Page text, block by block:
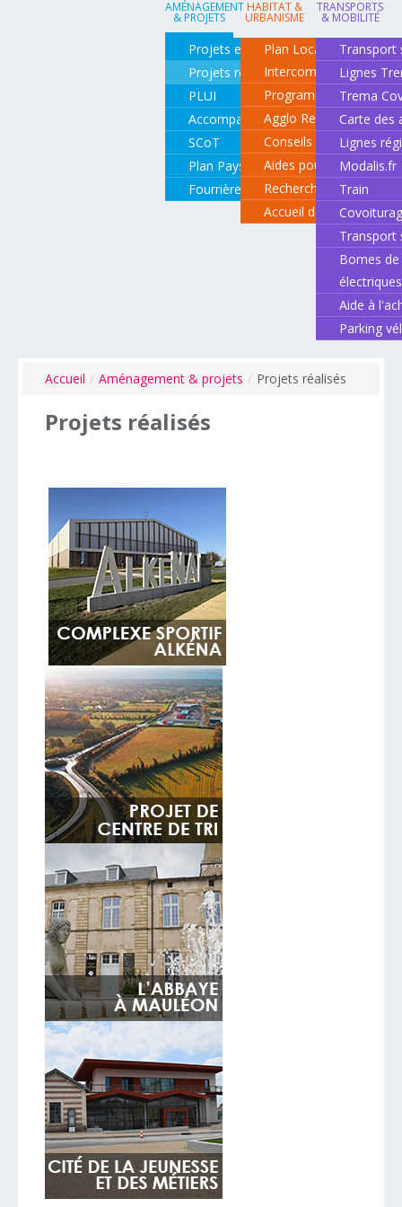
AMÉNAGEMENT
& PROJETS
Projets en cours
Projets réalisés
PLUI
Accompagnement de projets
SCoT
Plan Paysage
Fourrière animale
HABITAT &
URBANISME
Plan Local d'Urbanisme
Intercommunal
Programme local de
Agglo Renov
Conseils pour rénover
Aides pour rénover
Recherche d'un
Accueil des gens du
TRANSPORTS
& MOBILITÉ
Transport
Lignes
Trema
Carte des
Lignes
Modalis.fr
Train
Transport
Bornes
électriques
Aide à
Parking
Accueil / Aménagement & projets / Projets réalisés
Projets réalisés